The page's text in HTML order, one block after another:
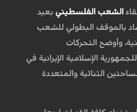
الشعب الفلسطيني بعيد
بالموقف البطولي للشعب
وأوضح التحركات
الإسلامية الإيرانية في
الثنائية والمتعددة